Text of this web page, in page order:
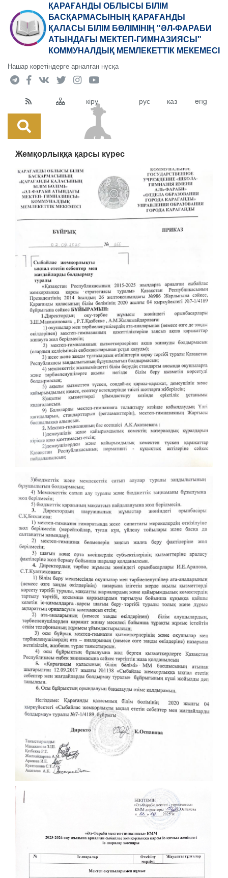
ҚАРАҒАНДЫ ОБЛЫСЫ БІЛІМ
БАСҚАРМАСЫНЫҢ ҚАРАҒАНДЫ
ҚАЛАСЫ БІЛІМ БӨЛІМІНІҢ "ӘЛ-ФАРАБИ
АТЫНДАҒЫ МЕКТЕП-ГИМНАЗИЯСЫ"
КОММУНАЛДЫҚ МЕМЛЕКЕТТІК МЕКЕМЕСІ
Нашар көретіндерге арналған нұсқа
кіру рус каз eng
Жемқорлыққа қарсы күрес